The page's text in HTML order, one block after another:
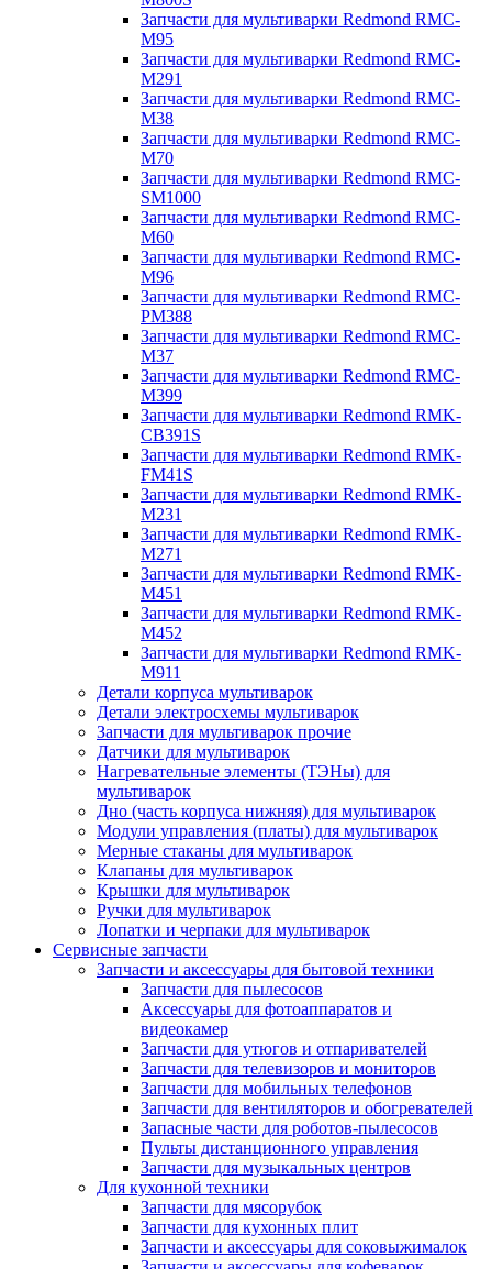
Запчасти для мультиварки Redmond RMC-
M95
Запчасти для мультиварки Redmond RMC-
M291
Запчасти для мультиварки Redmond RMC-
M38
Запчасти для мультиварки Redmond RMC-
M70
Запчасти для мультиварки Redmond RMC-
SM1000
Запчасти для мультиварки Redmond RMC-
M60
Запчасти для мультиварки Redmond RMC-
M96
Запчасти для мультиварки Redmond RMC-
PM388
Запчасти для мультиварки Redmond RMC-
M37
Запчасти для мультиварки Redmond RMC-
M399
Запчасти для мультиварки Redmond RMK-
CB391S
Запчасти для мультиварки Redmond RMK-
FM41S
Запчасти для мультиварки Redmond RMK-
M231
Запчасти для мультиварки Redmond RMK-
M271
Запчасти для мультиварки Redmond RMK-
M451
Запчасти для мультиварки Redmond RMK-
M452
Запчасти для мультиварки Redmond RMK-
M911
Детали корпуса мультиварок
Детали электросхемы мультиварок
Запчасти для мультиварок прочие
Датчики для мультиварок
Нагревательные элементы (ТЭНы) для
мультиварок
Дно (часть корпуса нижняя) для мультиварок
Модули управления (платы) для мультиварок
Мерные стаканы для мультиварок
Клапаны для мультиварок
Крышки для мультиварок
Ручки для мультиварок
Лопатки и черпаки для мультиварок
Сервисные запчасти
Запчасти и аксессуары для бытовой техники
Запчасти для пылесосов
Аксессуары для фотоаппаратов и
видеокамер
Запчасти для утюгов и отпаривателей
Запчасти для телевизоров и мониторов
Запчасти для мобильных телефонов
Запчасти для вентиляторов и обогревателей
Запасные части для роботов-пылесосов
Пульты дистанционного управления
Запчасти для музыкальных центров
Для кухонной техники
Запчасти для мясорубок
Запчасти для кухонных плит
Запчасти и аксессуары для соковыжималок